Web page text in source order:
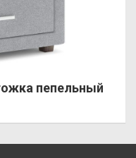
пепельный